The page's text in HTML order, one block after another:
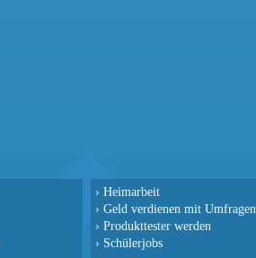
› Heimarbeit
› Geld verdienen mit Umfragen
› Produkttester werden
› Schülerjobs